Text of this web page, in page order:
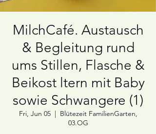
MilchCafé. Austausch
& Begleitung rund
ums Stillen, Flasche &
Beikost ltern mit Baby
sowie Schwangere (1)
Fri, Jun 05
  |
Blütezeit FamilienGarten,
03.OG